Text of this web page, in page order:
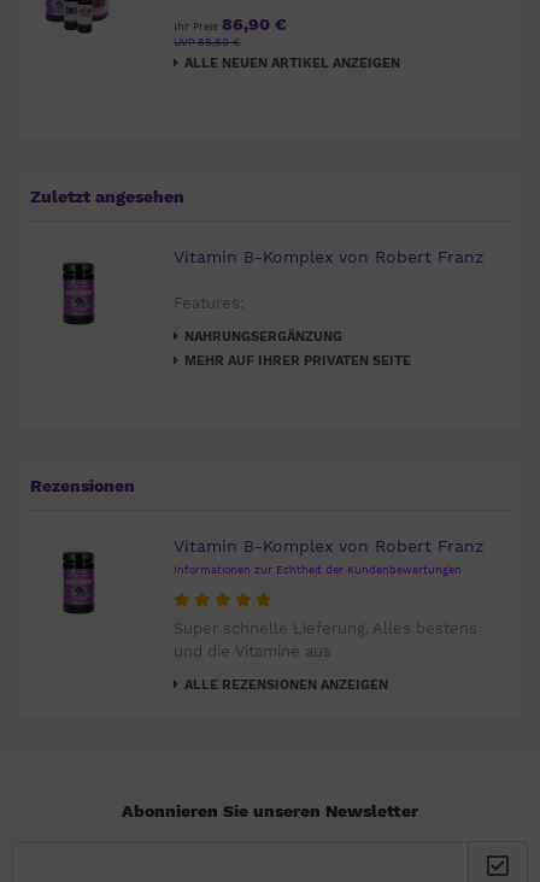
Ihr Preis 86,90 €
UVP 88,80 €
ALLE NEUEN ARTIKEL ANZEIGEN
Zuletzt angesehen
Vitamin B-Komplex von Robert Franz
Features:
NAHRUNGSERGÄNZUNG
MEHR AUF IHRER PRIVATEN SEITE
Rezensionen
Vitamin B-Komplex von Robert Franz
Informationen zur Echtheit der Kundenbewertungen
Super schnelle Lieferung. Alles bestens
und die Vitamine aus
ALLE REZENSIONEN ANZEIGEN
Abonnieren Sie unseren Newsletter